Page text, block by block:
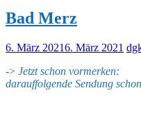
Bad Merz
6. März 20216. März 2021
-> Jetzt schon vormerken:
darauffolgende Sendung